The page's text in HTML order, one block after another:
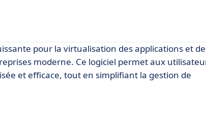
pour la virtualisation des applications et
moderne. Ce logiciel permet aux
et efficace, tout en simplifiant la gestion de